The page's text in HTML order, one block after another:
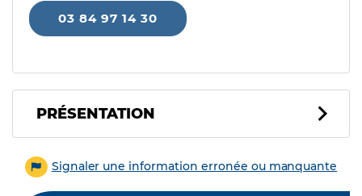
03 84 97 14 30
PRÉSENTATION
Signaler une information erronée ou manquante